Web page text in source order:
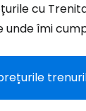
cu
unde îmi